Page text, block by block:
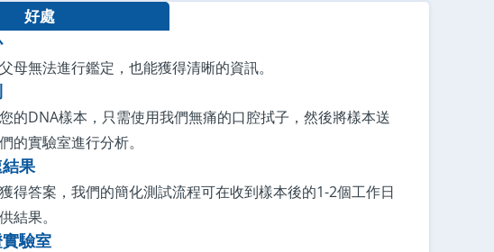
好處
母無法進行鑑定，也能獲得清晰的資訊。
的DNA樣本，只需使用我們無痛的口腔拭子，然後將樣本送
的實驗室進行分析。
果
得答案，我們的簡化測試流程可在收到樣本後的1-2個工作日
結果。
驗室